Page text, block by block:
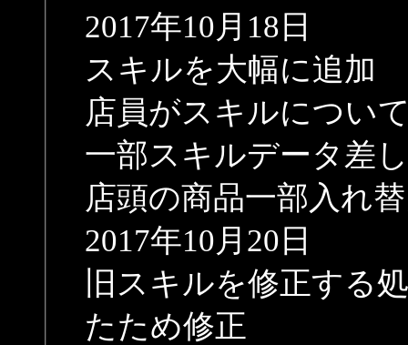
2017年10月18日
スキルを大幅に追加
店員がスキルについ
一部スキルデータ差
店頭の商品一部入れ
2017年10月20日
旧スキルを修正する
たため修正